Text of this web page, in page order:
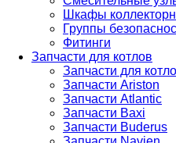
Шкафы
Группы
Фитинги
Запчасти для котлов
Запчасти для
Запчасти Ariston
Запчасти Atlantic
Запчасти Baxi
Запчасти Buderus